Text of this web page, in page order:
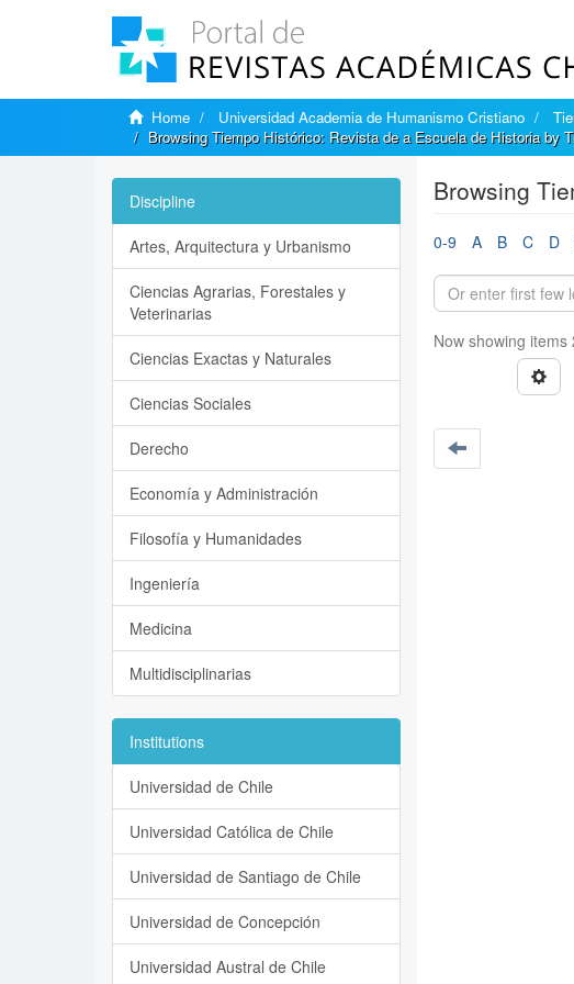
Home Universidad Academia de Humanismo Cristiano
Browsing Tiempo Histórico: Revista de a Escuela de Historia by
Browsing
0-9 A B C D
Now showing
Discipline
Artes, Arquitectura y Urbanismo
Ciencias Agrarias, Forestales y
Veterinarias
Ciencias Exactas y Naturales
Ciencias Sociales
Derecho
Economía y Administración
Filosofía y Humanidades
Ingeniería
Medicina
Multidisciplinarias
Institutions
Universidad de Chile
Universidad Católica de Chile
Universidad de Santiago de Chile
Universidad de Concepción
Universidad Austral de Chile